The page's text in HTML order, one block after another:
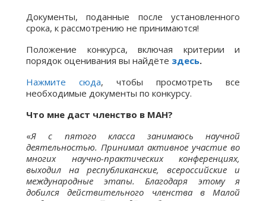
Документы, поданные после установленного
срока, к рассмотрению не принимаются!
Положение конкурса, включая критерии и
порядок оценивания вы найдёте здесь.
Нажмите сюда, чтобы просмотреть все
необходимые документы по конкурсу.
Что мне даст членство в МАН?
«Я с пятого класса занимаюсь научной
деятельностью. Принимал активное участие во
многих научно-практических конференциях,
выходил на республиканские, всероссийские и
международные этапы. Благодаря этому я
добился действительного членства в Малой